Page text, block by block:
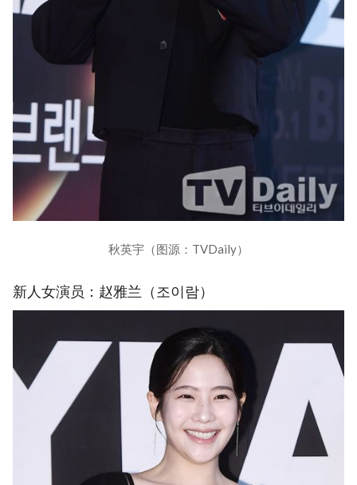
秋英宇（图源：TVDaily）
新人女演员：赵雅兰（조이람）